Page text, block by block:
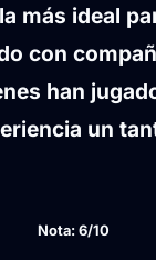
más ideal
con
han
un
Nota: 6/10